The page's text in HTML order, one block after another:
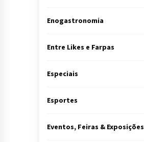
Enogastronomia
Entre Likes e Farpas
Especiais
Esportes
Eventos, Feiras & Exposições